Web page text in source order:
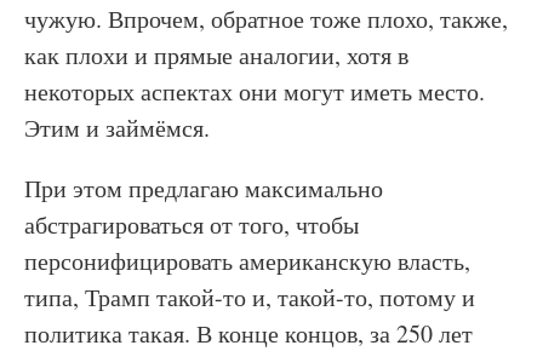
чужую. Впрочем, обратное тоже плохо, также,
как плохи и прямые аналогии, хотя в
некоторых аспектах они могут иметь место.
Этим и займёмся.
При этом предлагаю максимально
абстрагироваться от того, чтобы
персонифицировать американскую власть,
типа, Трамп такой-то и, такой-то, потому и
политика такая. В конце концов, за 250 лет